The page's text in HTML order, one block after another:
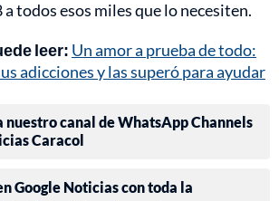
todos esos miles que lo necesiten.
leer: Un amor a prueba de todo:
adicciones y las superó para ayudar
nuestro canal de WhatsApp Channels
Caracol
Google Noticias con toda la